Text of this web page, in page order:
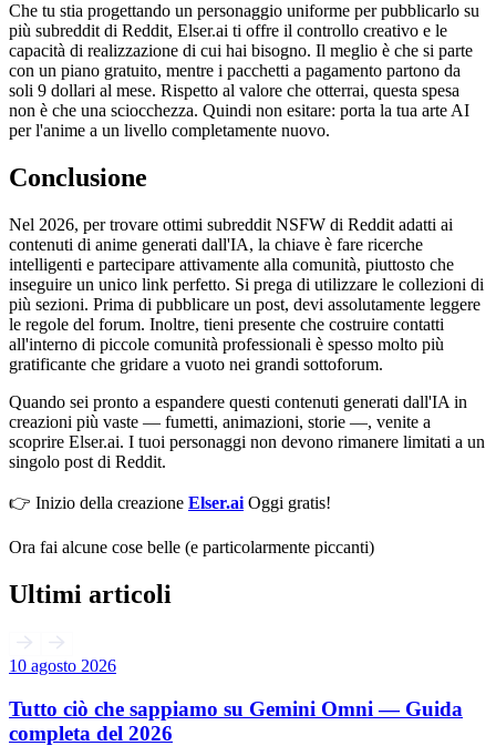
Che tu stia progettando un personaggio uniforme per pubblicarlo su
più subreddit di Reddit, Elser.ai ti offre il controllo creativo e le
capacità di realizzazione di cui hai bisogno. Il meglio è che si parte
con un piano gratuito, mentre i pacchetti a pagamento partono da
soli 9 dollari al mese. Rispetto al valore che otterrai, questa spesa
non è che una sciocchezza. Quindi non esitare: porta la tua arte AI
per l'anime a un livello completamente nuovo.
Conclusione
Nel 2026, per trovare ottimi subreddit NSFW di Reddit adatti ai
contenuti di anime generati dall'IA, la chiave è fare ricerche
intelligenti e partecipare attivamente alla comunità, piuttosto che
inseguire un unico link perfetto. Si prega di utilizzare le collezioni di
più sezioni. Prima di pubblicare un post, devi assolutamente leggere
le regole del forum. Inoltre, tieni presente che costruire contatti
all'interno di piccole comunità professionali è spesso molto più
gratificante che gridare a vuoto nei grandi sottoforum.
Quando sei pronto a espandere questi contenuti generati dall'IA in
creazioni più vaste — fumetti, animazioni, storie —, venite a
scoprire Elser.ai. I tuoi personaggi non devono rimanere limitati a un
singolo post di Reddit.
👉 Inizio della creazione Elser.ai Oggi gratis!
Ora fai alcune cose belle (e particolarmente piccanti)
Ultimi articoli
10 agosto 2026
Tutto ciò che sappiamo su Gemini Omni — Guida
completa del 2026